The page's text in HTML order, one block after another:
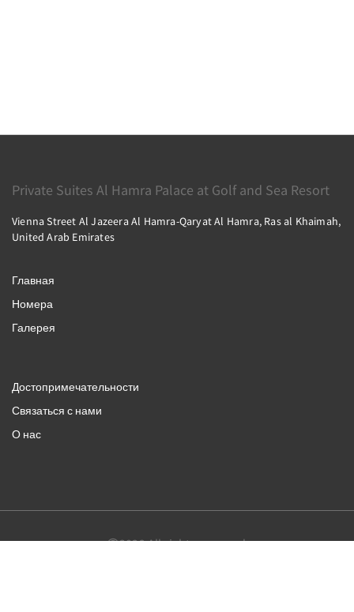
Private Suites Al Hamra Palace at Golf and Sea Resort
Vienna Street Al Jazeera Al Hamra-Qaryat Al Hamra, Ras al Khaimah,
United Arab Emirates
Главная
Номера
Галерея
Достопримечательности
Связаться с нами
О нас
2026All rights reserved